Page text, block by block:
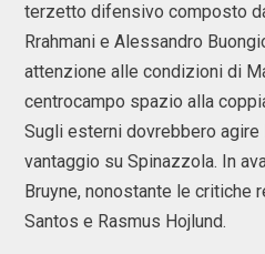
terzetto difensivo composto
Rrahmani e Alessandro
attenzione alle condizioni di
centrocampo spazio alla
Sugli esterni dovrebbero agire
vantaggio su Spinazzola. In
Bruyne, nonostante le critiche
Santos e Rasmus Hojlund.